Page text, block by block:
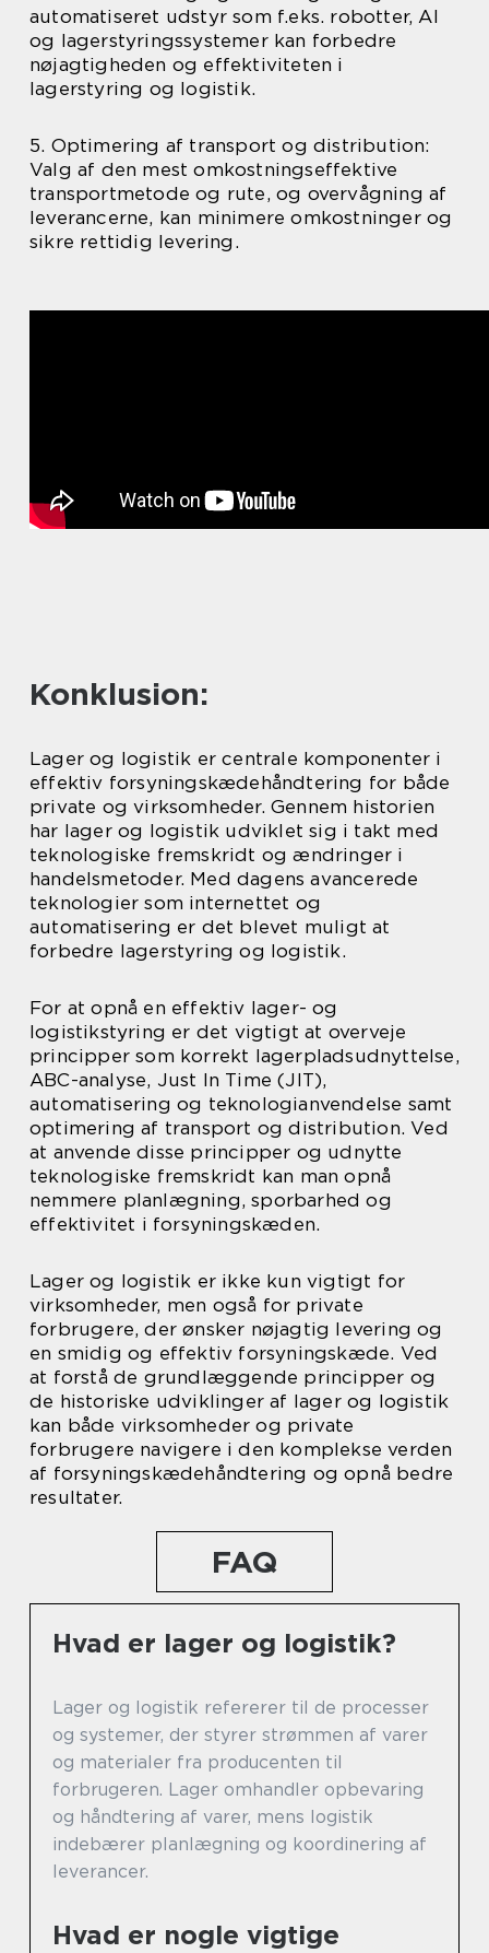
automatiseret udstyr som f.eks. robotter, AI
og lagerstyringssystemer kan forbedre
nøjagtigheden og effektiviteten i
lagerstyring og logistik.
5. Optimering af transport og distribution:
Valg af den mest omkostningseffektive
transportmetode og rute, og overvågning af
leverancerne, kan minimere omkostninger og
sikre rettidig levering.
Konklusion:
Lager og logistik er centrale komponenter i
effektiv forsyningskædehåndtering for både
private og virksomheder. Gennem historien
har lager og logistik udviklet sig i takt med
teknologiske fremskridt og ændringer i
handelsmetoder. Med dagens avancerede
teknologier som internettet og
automatisering er det blevet muligt at
forbedre lagerstyring og logistik.
For at opnå en effektiv lager- og
logistikstyring er det vigtigt at overveje
principper som korrekt lagerpladsudnyttelse,
ABC-analyse, Just In Time (JIT),
automatisering og teknologianvendelse samt
optimering af transport og distribution. Ved
at anvende disse principper og udnytte
teknologiske fremskridt kan man opnå
nemmere planlægning, sporbarhed og
effektivitet i forsyningskæden.
Lager og logistik er ikke kun vigtigt for
virksomheder, men også for private
forbrugere, der ønsker nøjagtig levering og
en smidig og effektiv forsyningskæde. Ved
at forstå de grundlæggende principper og
de historiske udviklinger af lager og logistik
kan både virksomheder og private
forbrugere navigere i den komplekse verden
af forsyningskædehåndtering og opnå bedre
resultater.
FAQ
Hvad er lager og logistik?
Lager og logistik refererer til de processer
og systemer, der styrer strømmen af varer
og materialer fra producenten til
forbrugeren. Lager omhandler opbevaring
og håndtering af varer, mens logistik
indebærer planlægning og koordinering af
leverancer.
Hvad er nogle vigtige